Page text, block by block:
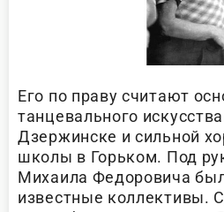
Его по праву считают
танцевального
Дзержинске и сильной
школы в Горьком. Под
Михаила Федоровича
известные коллективы.